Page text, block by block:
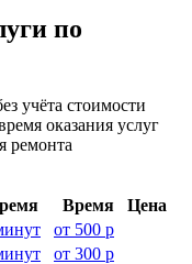
по
учёта стоимости
оказания услуг
ремонта
Время
Цена
от 500 р
от 300 р